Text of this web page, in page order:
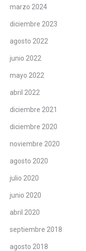
marzo 2024
diciembre 2023
agosto 2022
junio 2022
mayo 2022
abril 2022
diciembre 2021
diciembre 2020
noviembre 2020
agosto 2020
julio 2020
junio 2020
abril 2020
septiembre 2018
agosto 2018